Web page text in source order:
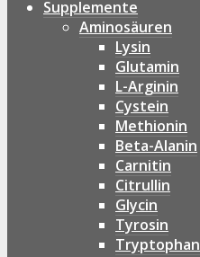
Supplemente
Aminosäuren
Lysin
Glutamin
L-Arginin
Cystein
Methionin
Beta-Alanin
Carnitin
Citrullin
Glycin
Tyrosin
Tryptophan